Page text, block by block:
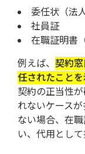
委任状（法
社員証
在職証明書
例えば、 契約
任されたこと
契約の正当性
れないケース
ない場合、在
い、代用として